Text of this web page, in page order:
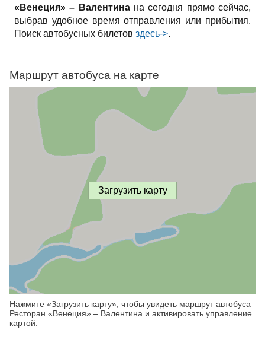
«Венеция» – Валентинана сегодня прямо сейчас,
выбрав удобное время отправления или прибытия.
Поиск автобусных билетов здесь->.
Маршрут автобуса на карте
Загрузить карту
Нажмите «Загрузить карту», чтобы увидеть маршрут автобуса
Ресторан «Венеция» – Валентина и активировать управление
картой.